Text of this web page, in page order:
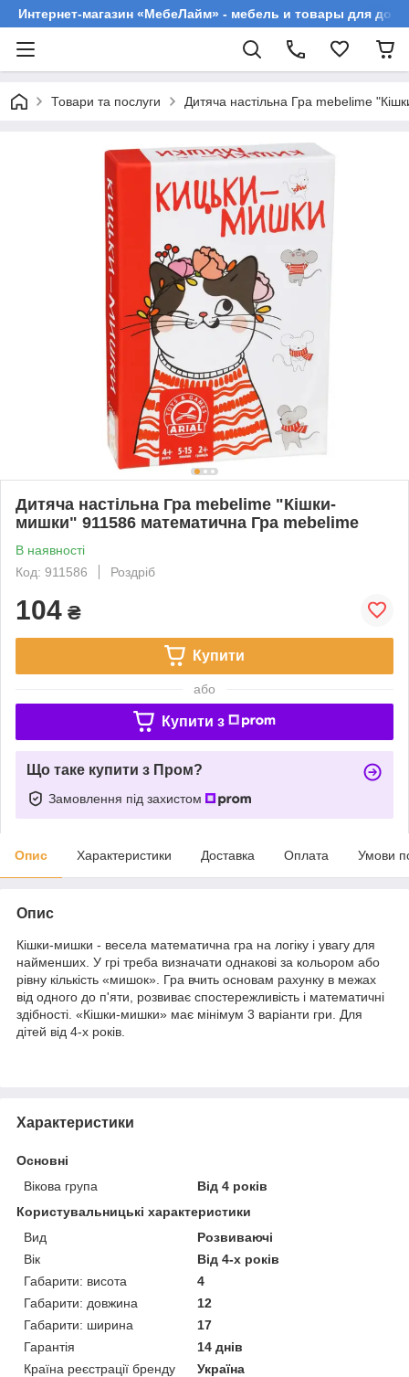
Интернет-магазин «МебеЛайм» - мебель и товары для
Товари та послуги Дитяча настільна Гра mebelime
Дитяча настільна Гра mebelime "Кішки-
мишки" 911586 математична Гра mebelime
В наявності
Код: 911586
Роздріб
104 ₴
Купити
або
Купити з
Що таке купити з Пром?
Замовлення під захистом
Опис Характеристики Доставка Оплата Умови
Опис
Кішки-мишки - весела математична гра на логіку і увагу для
найменших. У грі треба визначати однакові за кольором або
рівну кількість «мишок». Гра вчить основам рахунку в межах
від одного до п'яти, розвиває спостережливість і математичні
здібності. «Кішки-мишки» має мінімум 3 варіанти гри. Для
дітей від 4-х років.
Характеристики
Основні
Вікова група
Від 4 років
Користувальницькі характеристики
Вид
Розвиваючі
Вік
Від 4-х років
Габарити: висота
4
Габарити: довжина
12
Габарити: ширина
17
Гарантія
14 днів
Країна реєстрації бренду
Україна